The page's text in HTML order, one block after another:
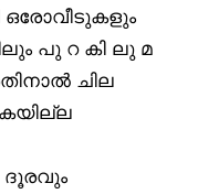
ഒരോവീടുകളും
പു റ കി ലു മ
ചില